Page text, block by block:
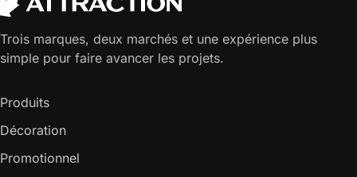
Trois marques, deux marchés et une expérience plus
simple pour faire avancer les projets.
Produits
Décoration
Promotionnel